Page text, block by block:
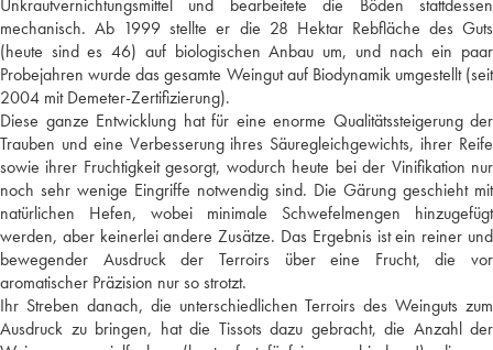
Unkrautvernichtungsmittel und bearbeitete die Böden stattdessen
mechanisch. Ab 1999 stellte er die 28 Hektar Rebfläche des Guts
(heute sind es 46) auf biologischen Anbau um, und nach ein paar
Probejahren wurde das gesamte Weingut auf Biodynamik umgestellt (seit
2004 mit Demeter-Zertifizierung).
Diese ganze Entwicklung hat für eine enorme Qualitätssteigerung der
Trauben und eine Verbesserung ihres Säuregleichgewichts, ihrer Reife
sowie ihrer Fruchtigkeit gesorgt, wodurch heute bei der Vinifikation nur
noch sehr wenige Eingriffe notwendig sind. Die Gärung geschieht mit
natürlichen Hefen, wobei minimale Schwefelmengen hinzugefügt
werden, aber keinerlei andere Zusätze. Das Ergebnis ist ein reiner und
bewegender Ausdruck der Terroirs über eine Frucht, die vor
aromatischer Präzision nur so strotzt.
Ihr Streben danach, die unterschiedlichen Terroirs des Weinguts zum
Ausdruck zu bringen, hat die Tissots dazu gebracht, die Anzahl der